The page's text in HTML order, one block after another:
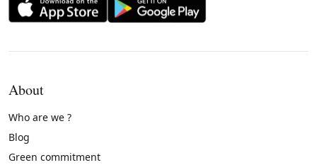
About
Who are we ?
Blog
Green commitment